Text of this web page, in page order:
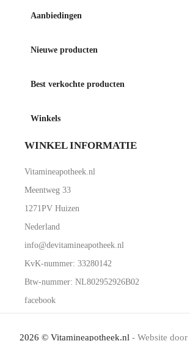
facebook
Aanbiedingen
Nieuwe producten
Best verkochte producten
Winkels
WINKEL INFORMATIE
Vitamineapotheek.nl
Meentweg 33
1271PV Huizen
Nederland
info@devitamineapotheek.nl
KvK-nummer: 33280142
Btw-nummer: NL802952926B02
2026 © Vitamineapotheek.nl - Website door